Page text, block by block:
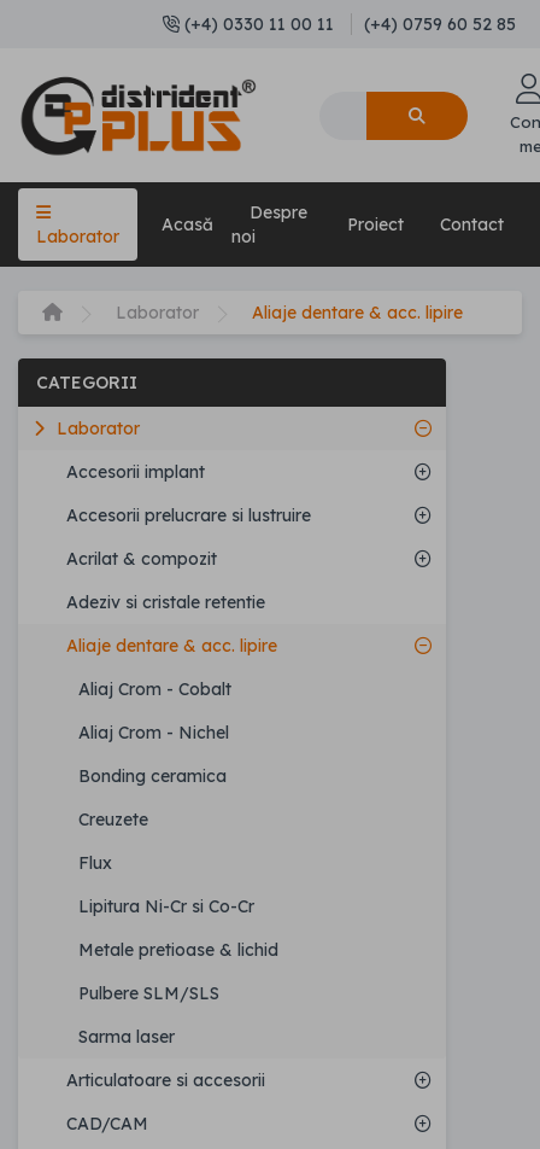
(+4) 0330 11 00 11 (+4) 0759 60 52 85
Laborator
Acasă
Despre
noi
Proiect Contact
Laborator Aliaje dentare & acc. lipire
CATEGORII
Laborator
Accesorii implant
Accesorii prelucrare si lustruire
Acrilat & compozit
Adeziv si cristale retentie
Aliaje dentare & acc. lipire
Aliaj Crom - Cobalt
Aliaj Crom - Nichel
Bonding ceramica
Creuzete
Flux
Lipitura Ni-Cr si Co-Cr
Metale pretioase & lichid
Pulbere SLM/SLS
Sarma laser
Articulatoare si accesorii
CAD/CAM